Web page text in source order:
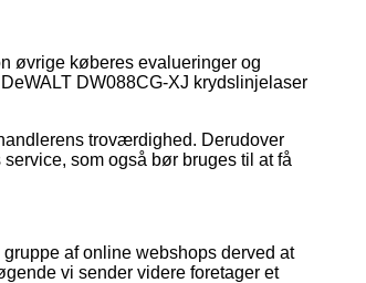
øvrige køberes evalueringer og
DW088CG-XJ krydslinjelaser
troværdighed. Derudover
som også bør bruges til at få
af online webshops derved at
vi sender videre foretager et